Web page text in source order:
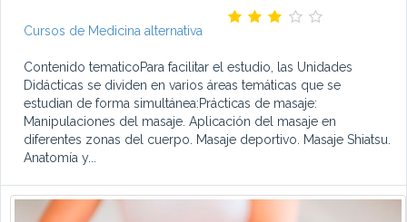
Cursos de Medicina alternativa
Contenido tematicoPara facilitar el estudio, las Unidades
Didácticas se dividen en varios áreas temáticas que se
estudian de forma simultánea:Prácticas de masaje:
Manipulaciones del masaje. Aplicación del masaje en
diferentes zonas del cuerpo. Masaje deportivo. Masaje Shiatsu.
Anatomía y...